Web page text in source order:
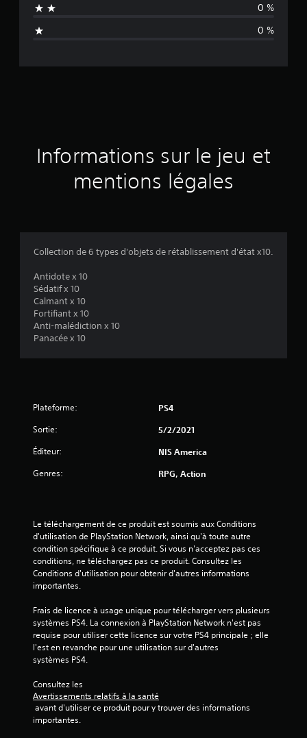
n
d
a
s
é
s
u
5
(
a
0 %
0 %
Informations sur le jeu et
mentions légales
Collection de 6 types d'objets de rétablissement d'état x10.
Antidote x 10
Sédatif x 10
Calmant x 10
Fortifiant x 10
Anti-malédiction x 10
Panacée x 10
Plateforme: PS4
Sortie: 5/2/2021
Éditeur: NIS America
Genres: RPG, Action
Le téléchargement de ce produit est soumis aux Conditions
d'utilisation de PlayStation Network, ainsi qu'à toute autre
condition spécifique à ce produit. Si vous n'acceptez pas ces
conditions, ne téléchargez pas ce produit. Consultez les
Conditions d'utilisation pour obtenir d'autres informations
importantes.
Frais de licence à usage unique pour télécharger vers plusieurs
systèmes PS4. La connexion à PlayStation Network n'est pas
requise pour utiliser cette licence sur votre PS4 principale ; elle
l'est en revanche pour une utilisation sur d'autres
systèmes PS4.
Consultez les
Avertissements relatifs à la santé
importantes.